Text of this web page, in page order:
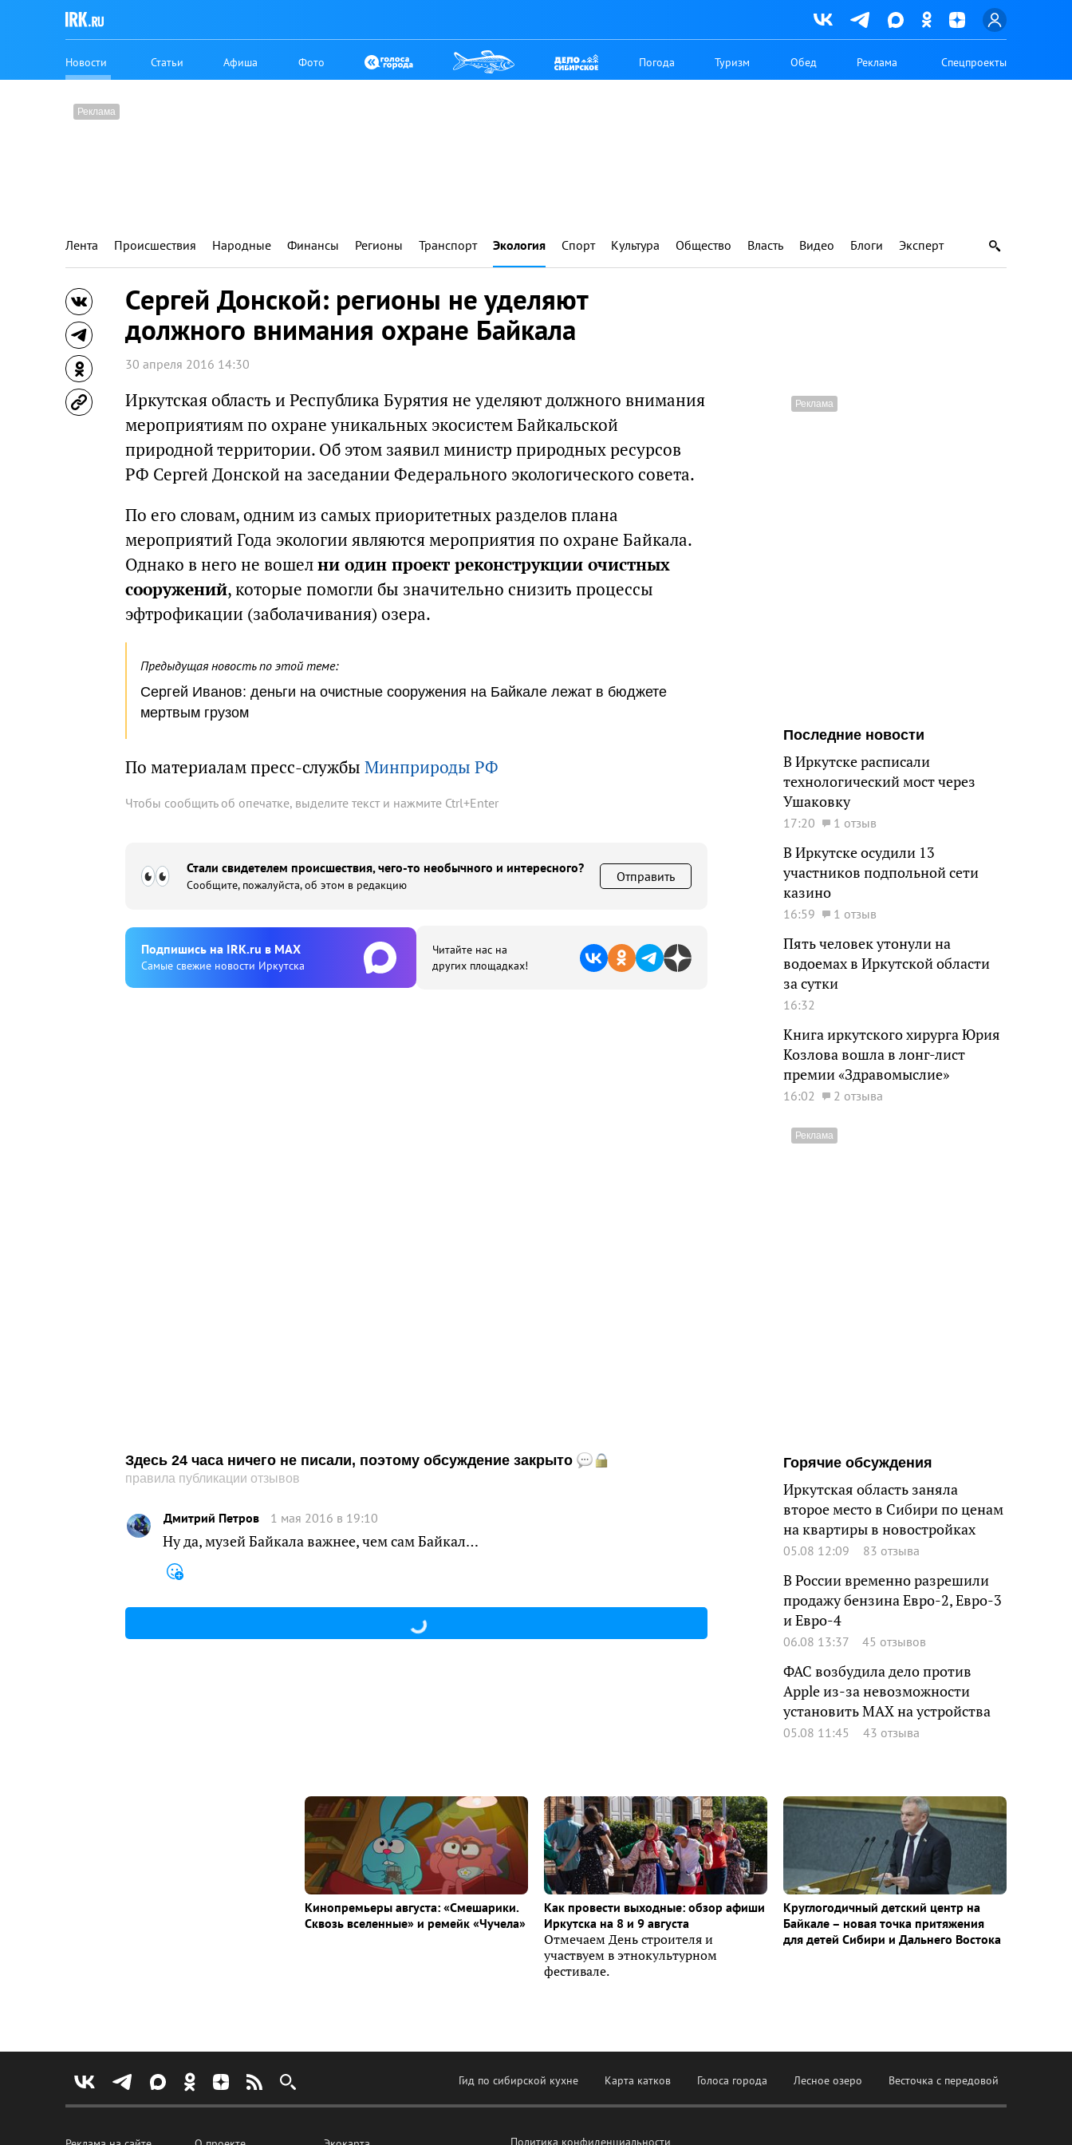
Новости Статьи Афиша Фото Погода Туризм Обед Реклама Спецпроекты
Лента Происшествия Народные Финансы Регионы Транспорт Экология Спорт Культура Общество Власть Видео Блоги Эксперт
Сергей Донской: регионы не уделяют
должного внимания охране Байкала
30 апреля 2016 14:30
Иркутская область и Республика Бурятия не уделяют должного внимания
мероприятиям по охране уникальных экосистем Байкальской
природной территории. Об этом заявил министр природных ресурсов
РФ Сергей Донской на заседании Федерального экологического совета.
По его словам, одним из самых приоритетных разделов плана
мероприятий Года экологии являются мероприятия по охране Байкала.
Однако в него не вошелни один проект реконструкции очистных
сооружений, которые помогли бы значительно снизить процессы
эфтрофикации (заболачивания) озера.
Предыдущая новость по этой теме:
Сергей Иванов: деньги на очистные сооружения на Байкале лежат в бюджете
мертвым грузом
По материалам пресс-службы Минприроды РФ
Чтобы сообщить об опечатке, выделите текст и нажмите Ctrl+Enter
Стали свидетелем происшествия, чего-то необычного и интересного?
Сообщите, пожалуйста, об этом в редакцию
Отправить
Подпишиcь на IRK.ru в MAX
Cамые свежие новости Иркутска
Читайте нас на
других площадках!
Здесь 24 часа ничего не писали, поэтому обсуждение закрыто
правила публикации отзывов
Дмитрий Петров 1 мая 2016 в 19:10
Ну да, музей Байкала важнее, чем сам Байкал…
Последние новости
В Иркутске расписали
технологический мост через
Ушаковку
17:20 1 отзыв
В Иркутске осудили 13
участников подпольной сети
казино
16:59 1 отзыв
Пять человек утонули на
водоемах в Иркутской области
за сутки
16:32
Книга иркутского хирурга Юрия
Козлова вошла в лонг-лист
премии «Здравомыслие»
16:02 2 отзыва
Горячие обсуждения
Иркутская область заняла
второе место в Сибири по ценам
на квартиры в новостройках
05.08 12:09 83 отзыва
В России временно разрешили
продажу бензина Евро-2, Евро-3
и Евро-4
06.08 13:37 45 отзывов
ФАС возбудила дело против
Apple из-за невозможности
установить MAX на устройства
05.08 11:45 43 отзыва
Кинопремьеры августа: «Смешарики.
Сквозь вселенные» и ремейк «Чучела»
Как провести выходные: обзор афиши
Иркутска на 8 и 9 августа
Отмечаем День строителя и
участвуем в этнокультурном
фестивале.
Круглогодичный детский центр на
Байкале – новая точка притяжения
для детей Сибири и Дальнего Востока
Гид по сибирской кухне Карта катков Голоса города Лесное озеро Весточка с передовой
Политика конфиденциальности